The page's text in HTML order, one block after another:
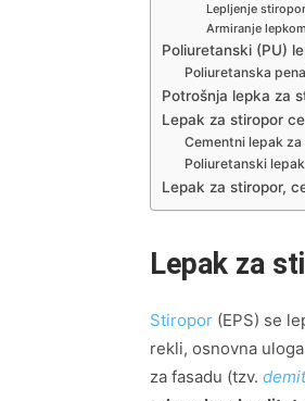
Lepljenje
Armiranje lepkom
Poliuretanski (PU)
Poliuretanska
Potrošnja lepka za
Lepak za stiropor
Cementni lepak
Poliuretanski
Lepak za stiropor,
Lepak za
Stiropor (EPS) se
rekli, osnovna
za fasadu (tzv.